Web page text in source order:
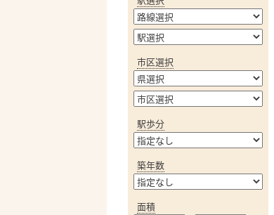
市区選択
駅歩分
築年数
面積